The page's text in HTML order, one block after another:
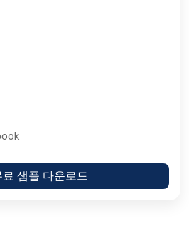
료 샘플 다운로드